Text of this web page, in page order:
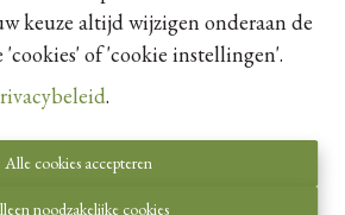
keuze altijd wijzigen onderaan de
of 'cookie instellingen'.
.
Alle cookies accepteren
noodzakelijke cookies
van 4a 57ca
van circa 180m² (inclusief
en duurzaamheid